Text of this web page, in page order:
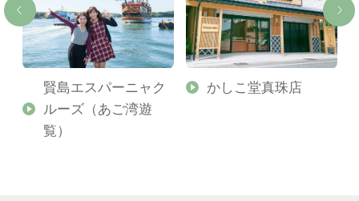
賢島エスパーニャク
ルーズ（あご湾遊
覧）
かしこ堂真珠店